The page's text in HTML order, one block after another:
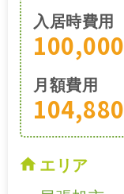
入居時費用
100,000
月額費用
104,880
エリア